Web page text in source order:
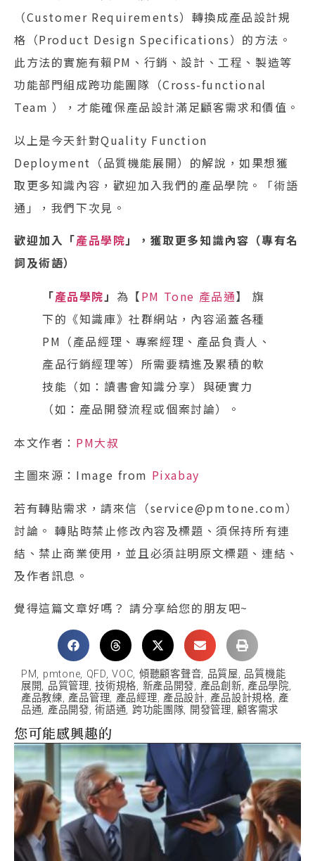
（Customer Requirements）轉換成產品設計規
格（Product Design Specifications）的方法。
此方法的實施有賴PM、行銷、設計、工程、製造等
功能部門組成跨功能團隊（Cross-functional
Team ），才能確保產品設計滿足顧客需求和價值。
以上是今天針對Quality Function
Deployment（品質機能展開）的解說，如果想獲
取更多知識內容，歡迎加入我們的產品學院。「術語
通」，我們下次見。
歡迎加入「產品學院」，獲取更多知識內容（專有名
詞及術語）
「產品學院」 為【PM Tone 產品通】 旗
下的《知識庫》社群網站，內容涵蓋各種
PM（產品經理、專案經理、產品負責人、
產品行銷經理等）所需要精進及累積的軟
技能（如：讀書會知識分享）與硬實力
（如：產品開發流程或個案討論）。
本文作者： PM大叔
主圖來源：Image from Pixabay
若有轉貼需求，請來信（service@pmtone.com）
討論。 轉貼時禁止修改內容及標題、須保持所有連
結、禁止商業使用，並且必須註明原文標題、連結、
及作者訊息。
覺得這篇文章好嗎？ 請分享給您的朋友吧~
PM, pmtone, QFD,VOC, 傾聽顧客聲音, 品質屋, 品質機能
展開, 品質管理,技術規格, 新產品開發, 產品創新, 產品學院,
產品教練, 產品管理, 產品經理, 產品設計, 產品設計規格, 產
品通, 產品開發,術語通, 跨功能團隊, 開發管理, 顧客需求
您可能感興趣的